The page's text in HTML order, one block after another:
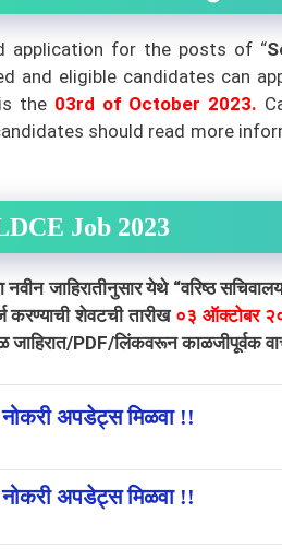
application for the posts of “
and eligible candidates can
the 03rd of October 2023.
should read more
Job 2023
जाहिरातीनुसार येथे “वरिष्ठ
करण्याची शेवटची तारीख ०३ ऑक्टोबर
PDF/लिंकवरून काळजीपूर्वक
नोकरी अपडेट्स मिळवा !!
अपडेट्स मिळवा !!